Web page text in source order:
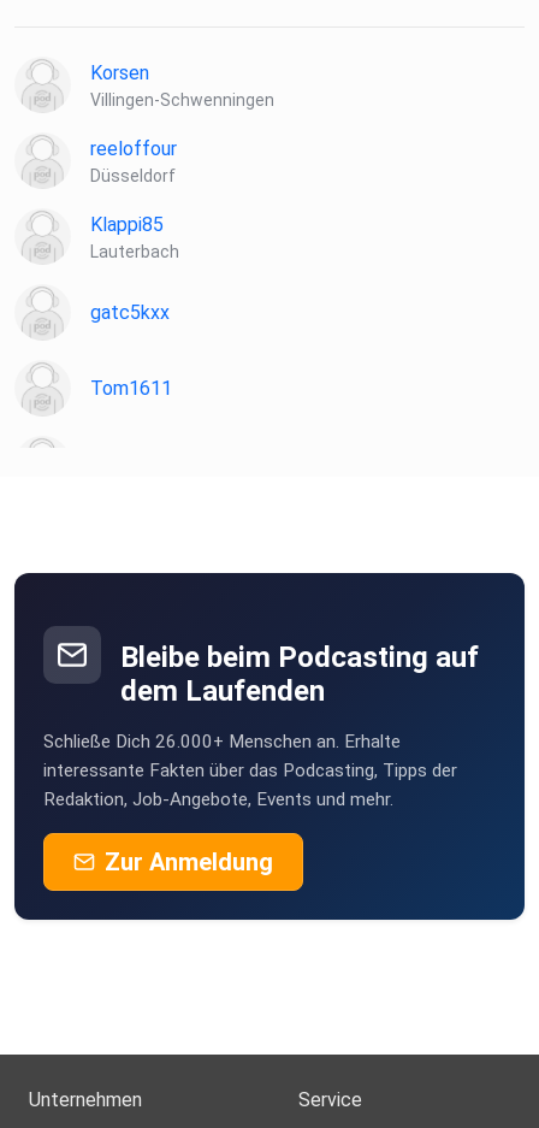
Korsen
Villingen-Schwenningen
reeloffour
Düsseldorf
Klappi85
Lauterbach
gatc5kxx
Tom1611
Ganderkesee
8zm3btno
Berlin
Markusdragon
Offenburg
Bleibe beim Podcasting auf
dem Laufenden
Schließe Dich 26.000+ Menschen an. Erhalte
interessante Fakten über das Podcasting, Tipps der
Redaktion, Job-Angebote, Events und mehr.
Zur Anmeldung
Unternehmen Service